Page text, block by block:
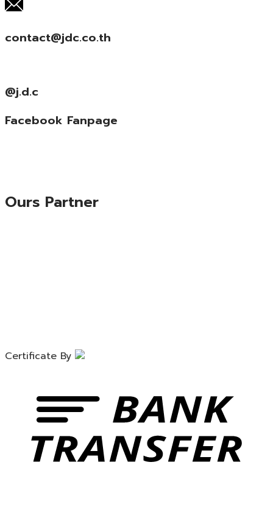
contact@jdc.co.th
@j.d.c
Facebook Fanpage
Ours Partner
Certificate By